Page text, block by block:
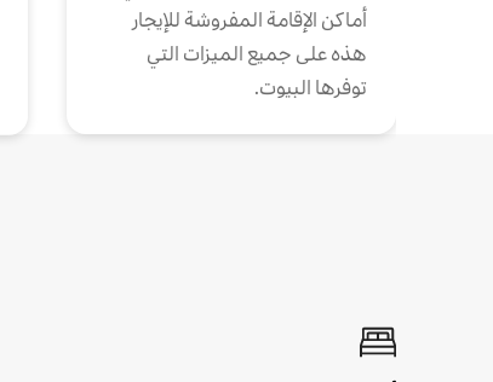
أماكن الإقامة المفروشة للإيجار
هذه على جميع الميزات التي
توفرها البيوت.